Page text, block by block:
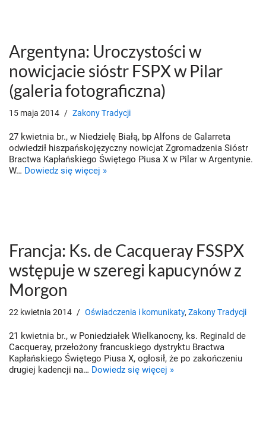
Argentyna: Uroczystości w
nowicjacie sióstr FSPX w Pilar
(galeria fotograficzna)
15 maja 2014 Zakony Tradycji
27 kwietnia br., w Niedzielę Białą, bp Alfons de Galarreta
odwiedził hiszpańskojęzyczny nowicjat Zgromadzenia Sióstr
Bractwa Kapłańskiego Świętego Piusa X w Pilar w Argentynie.
W… Dowiedz się więcej »
Francja: Ks. de Cacqueray FSSPX
wstępuje w szeregi kapucynów z
Morgon
22 kwietnia 2014 Oświadczenia i komunikaty, Zakony Tradycji
21 kwietnia br., w Poniedziałek Wielkanocny, ks. Reginald de
Cacqueray, przełożony francuskiego dystryktu Bractwa
Kapłańskiego Świętego Piusa X, ogłosił, że po zakończeniu
drugiej kadencji na… Dowiedz się więcej »